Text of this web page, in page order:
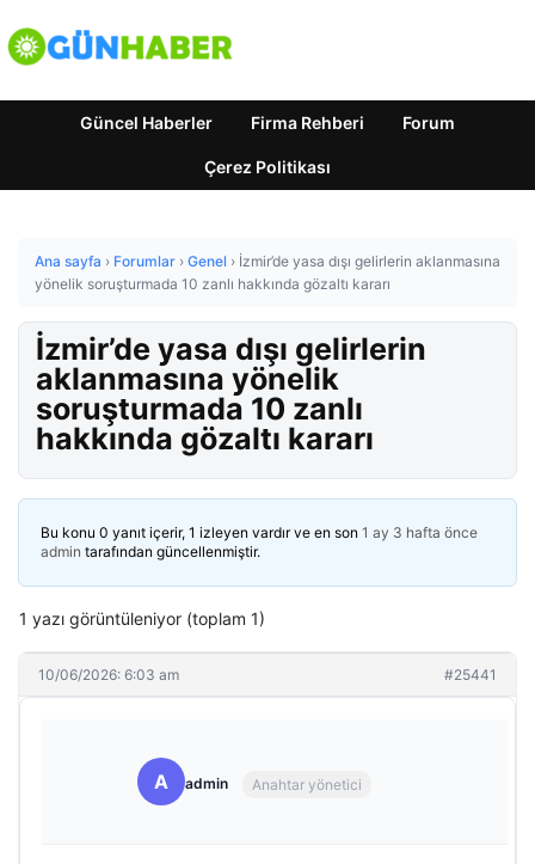
Güncel Haberler Firma Rehberi Forum
Çerez Politikası
Ana sayfa › Forumlar › Genel › İzmir’de yasa dışı gelirlerin aklanmasına
yönelik soruşturmada 10 zanlı hakkında gözaltı kararı
İzmir’de yasa dışı gelirlerin
aklanmasına yönelik
soruşturmada 10 zanlı
hakkında gözaltı kararı
Bu konu 0 yanıt içerir, 1 izleyen vardır ve en son 1 ay 3 hafta önce
admin tarafından güncellenmiştir.
1 yazı görüntüleniyor (toplam 1)
10/06/2026: 6:03 am #25441
A admin Anahtar yönetici